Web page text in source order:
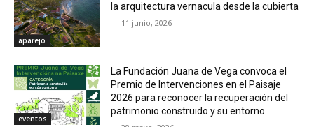
aparejo
la arquitectura vernacula desde la cubierta
11 junio, 2026
eventos
La Fundación Juana de Vega convoca el
Premio de Intervenciones en el Paisaje
2026 para reconocer la recuperación del
patrimonio construido y su entorno